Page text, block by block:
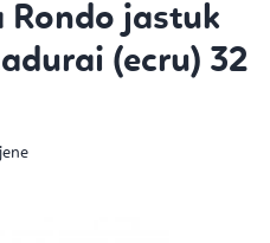
Rondo jastuk
(ecru) 32